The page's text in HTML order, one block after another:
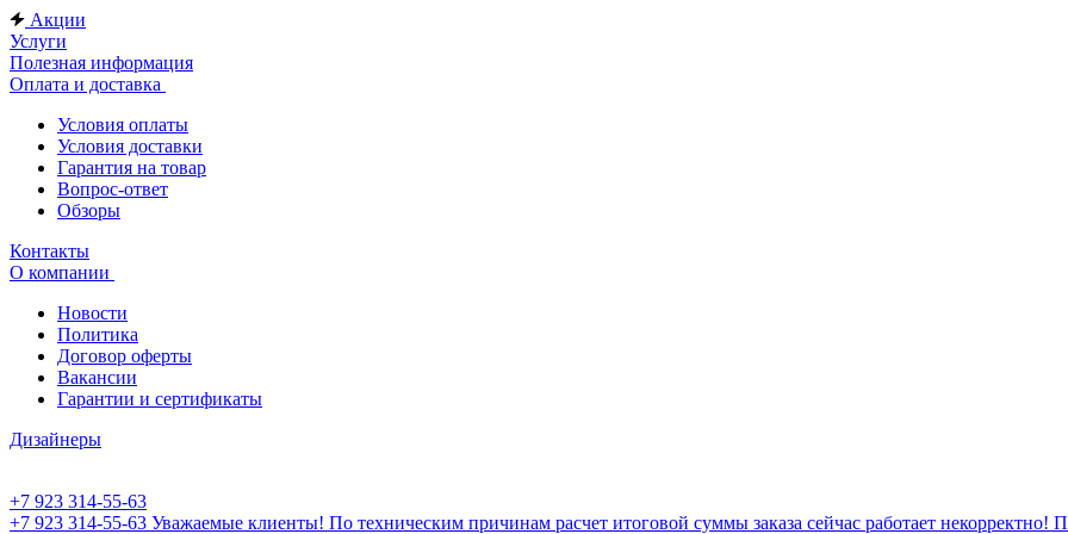
Акции
Услуги
Полезная информация
Оплата и доставка
Условия оплаты
Условия доставки
Гарантия на товар
Вопрос-ответ
Обзоры
Контакты
О компании
Новости
Политика
Договор оферты
Вакансии
Гарантии и сертификаты
Дизайнеры
+7 923 314-55-63
+7 923 314-55-63 Уважаемые клиенты! По техническим причинам расчет итоговой суммы заказа сейчас работает